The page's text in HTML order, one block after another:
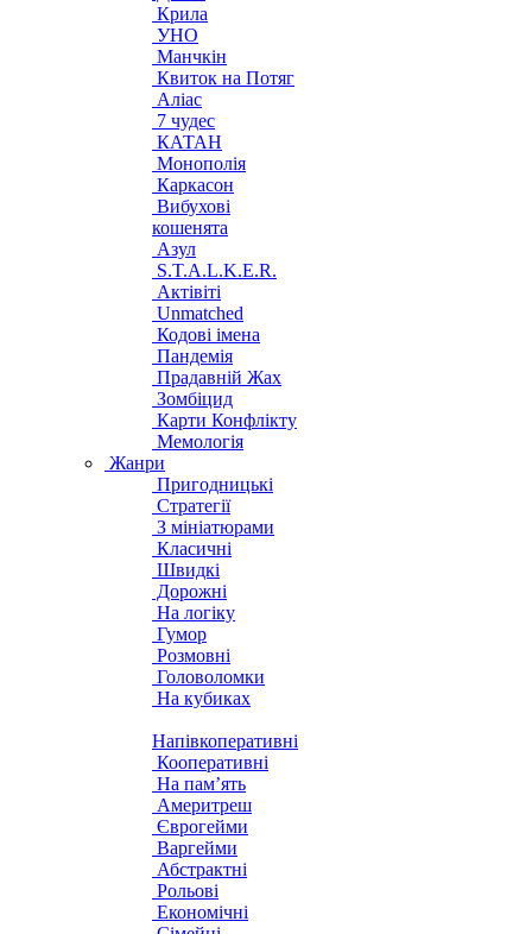
Крила
УНО
Манчкін
Квиток на Потяг
Аліас
7 чудес
КАТАН
Монополія
Каркасон
Вибухові
кошенята
Азул
S.T.A.L.K.E.R.
Актівіті
Unmatched
Кодові імена
Пандемія
Прадавній Жах
Зомбіцид
Карти Конфлікту
Мемологія
Жанри
Пригодницькі
Стратегії
З мініатюрами
Класичні
Швидкі
Дорожні
На логіку
Гумор
Розмовні
Головоломки
На кубиках
Напівкоперативні
Кооперативні
На пам’ять
Америтреш
Єврогейми
Варгейми
Абстрактні
Рольові
Економічні